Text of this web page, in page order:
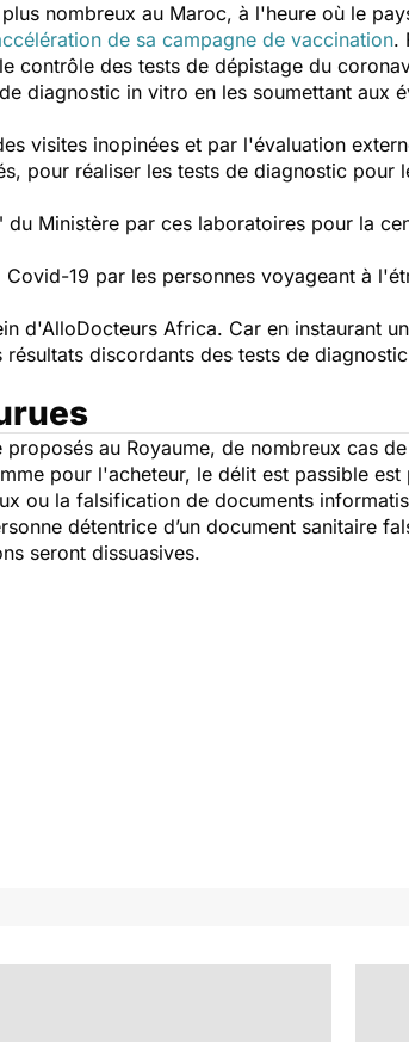
nombreux au Maroc, à l'heure où le
de sa campagne de vaccination.
contrôle des tests de dépistage du
diagnostic in vitro en les soumettant aux
visites inopinées et par l'évaluation
pour réaliser les tests de diagnostic pour
Ministère par ces laboratoires pour la
19 par les personnes voyageant à
d'AlloDocteurs Africa. Car en instaurant
résultats discordants des tests de
au Royaume, de nombreux cas
pour l'acheteur, le délit est passible
ou la falsification de documents
détentrice d’un document sanitaire
seront dissuasives.